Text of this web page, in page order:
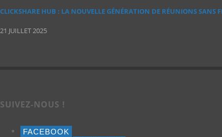
CLICKSHARE HUB : LA NOUVELLE GÉNÉRATION DE RÉUNIONS SANS
21 JUILLET 2025
SUIVEZ-NOUS !
FACEBOOK